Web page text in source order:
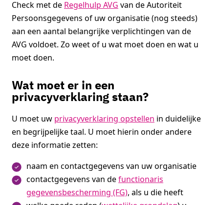
Check met de Regelhulp AVG van de Autoriteit
Persoonsgegevens of uw organisatie (nog steeds)
aan een aantal belangrijke verplichtingen van de
AVG voldoet. Zo weet of u wat moet doen en wat u
moet doen.
Wat moet er in een
privacyverklaring staan?
U moet uw privacyverklaring opstellen in duidelijke
en begrijpelijke taal. U moet hierin onder andere
deze informatie zetten:
naam en contactgegevens van uw organisatie
contactgegevens van defunctionaris
gegevensbescherming (FG), als u die heeft